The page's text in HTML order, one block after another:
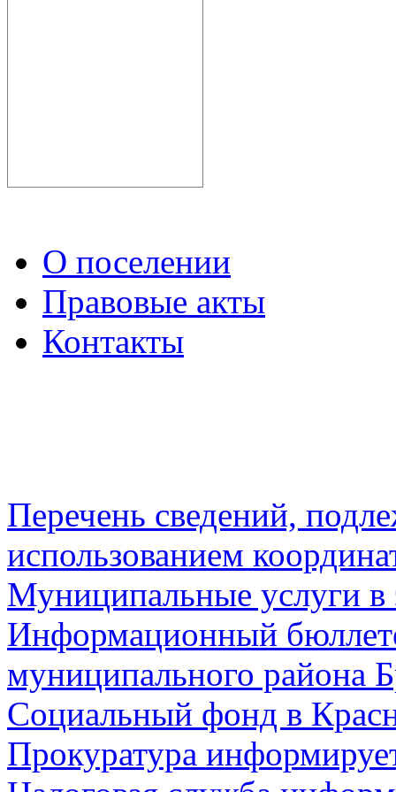
О поселении
Правовые акты
Контакты
Перечень сведений,
использованием
Муниципальные услуги в
Информационный
муниципального района
Социальный фонд в
Прокуратура